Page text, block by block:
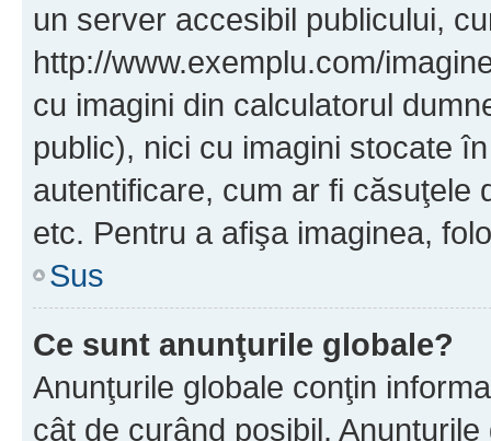
un server accesibil publicului,
http://www.exemplu.com/
cu imagini din calculatorul
public), nici cu imagini stocate
autentificare, cum ar fi căsuţele
etc. Pentru a afişa imaginea,
Sus
Ce sunt anunţurile globale?
Anunţurile globale conţin
cât de curând posibil.